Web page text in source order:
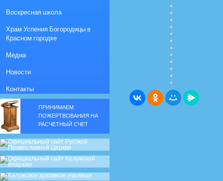
Воскресная школа
Храм Успения Богородицы в
Красном городке
Медиа
Новости
Контакты
ПРИНИМАЕМ
ПОЖЕРТВОВАНИЯ НА
РАСЧЕТНЫЙ СЧЕТ